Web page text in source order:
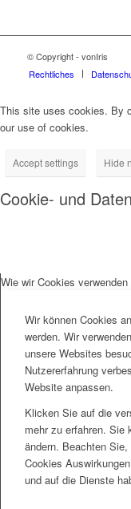
© Copyright - vonIris
Rechtliches
This site uses cookies. By
our use of cookies.
Accept settings Hide
Cookie- und
Wie wir Cookies verwenden
Wir können Cookies
werden. Wir
unsere Websites
Nutzererfahrung
Website anpassen.
Klicken Sie auf die
mehr zu erfahren. Sie
ändern. Beachten
Cookies
und auf die Dienste